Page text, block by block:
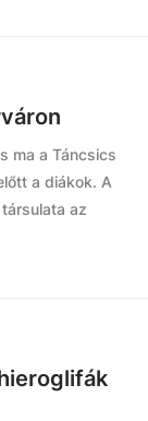
ma a Táncsics
a diákok. A
az